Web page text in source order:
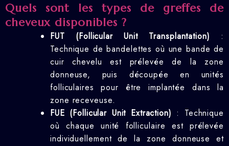
Quels sont les types de greffes de
cheveux disponibles ?
FUT (Follicular Unit Transplantation) :
Technique de bandelettes où une bande de
cuir chevelu est prélevée de la zone
donneuse, puis découpée en unités
folliculaires pour être implantée dans la
zone receveuse.
FUE (Follicular Unit Extraction) : Technique
où chaque unité folliculaire est prélevée
individuellement de la zone donneuse et